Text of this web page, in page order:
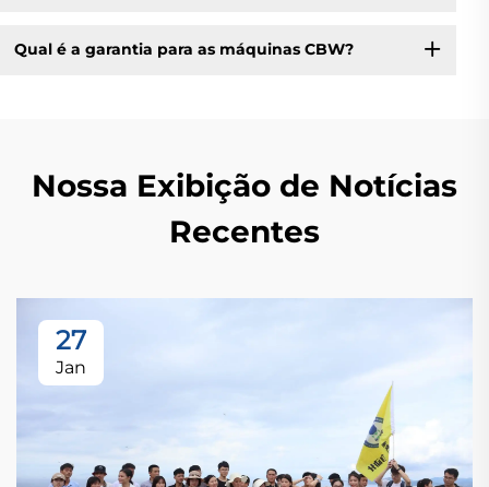
Qual é a garantia para as máquinas CBW?
Nossa Exibição de Notícias
Recentes
27
Jan